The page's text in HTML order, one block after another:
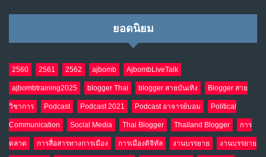
ยอดนิยม
2560 2561 2562 ajbomb AjbombLiveTalk
ajbombtraining2025 blogger Thai blogger สายบันเทิง Blogger สาย
วิชาการ Podcast Podcast 2021 Podcast อาจารย์บอม Political
Communication Social Media Thai Blogger Thailand Blogger การ
ตลาด การสื่อสารทางการเมือง การเมืองดิจิทัล งานบรรยาย งานบรรยาย